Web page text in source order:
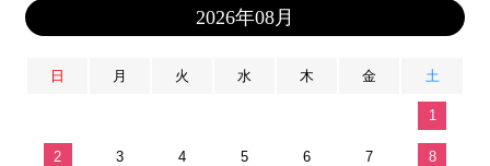
2026年08月
日 月 火 水 木 金 土
1
2 3 4 5 6 7 8